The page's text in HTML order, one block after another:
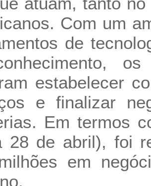
Com um
de
estabelecer
e finalizar
Em termos
28 de abril), foi
em